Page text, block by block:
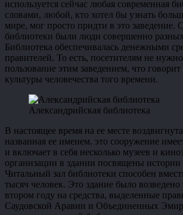
используется сейчас любая современная
словами, любой, кто хотел бы узнать
мире, мог просто придти в это заведение.
библиотеки были люди совершенно
Библиотека обеспечивалась денежными
правителей. То есть, посетителям не
пользование этим заведением, что
культуры человечества того времени.
Александрийская библиотека
В настоящее время на ее месте
названная ее именем. это сооружение
и включает в себя несколько музеев и
организации в здании посвящены истории
Читальный зал библиотеки способен
тысяч человек. Это здание было возведено
втором году на средства, выделенные
Саудовской Аравии и Объединенных